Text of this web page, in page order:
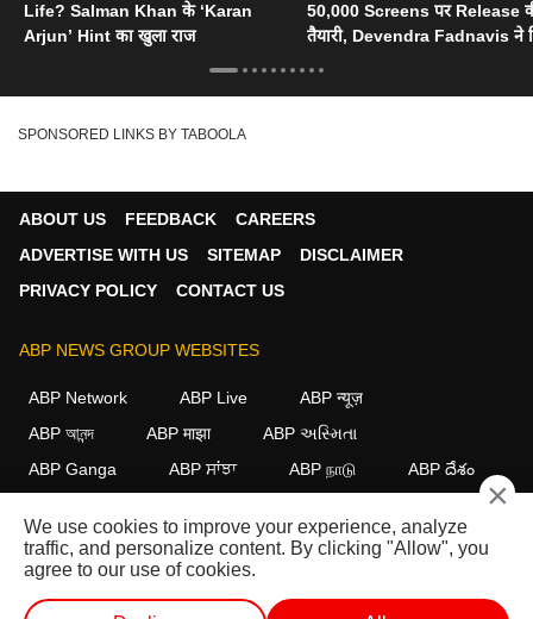
Life? Salman Khan के ‘Karan
Arjun’ Hint का खुला राज
50,000 Screens पर Release
तैयारी, Devendra Fadnavis ने
SPONSORED LINKS BY TABOOLA
ABOUT US FEEDBACK
CAREERS
ADVERTISE WITH US
SITEMAP
DISCLAIMER
PRIVACY POLICY
CONTACT US
ABP NEWS GROUP WEBSITES
ABP Network ABP Live
ABP न्यूज़
ABP আনন্দ
ABP माझा
ABP અસ્મિતા
ABP Ganga
ABP ਸਾਂਝਾ ABP நாடு ABP దేశం
FOLLOW US
This website follows the DNPA Code of Ethics. Copyright@2026.
×
We use cookies to improve your experience, analyze
traffic, and personalize content. By clicking "Allow", you
agree to our use of cookies.